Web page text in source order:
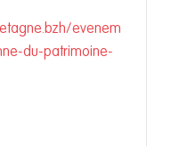
evenem
du-patrimoine-